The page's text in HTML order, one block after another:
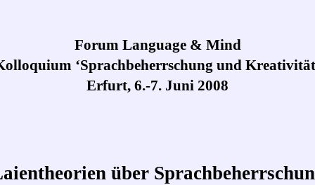
Forum Language & Mind
‘Sprachbeherrschung und
Erfurt, 6.-7. Juni 2008
über